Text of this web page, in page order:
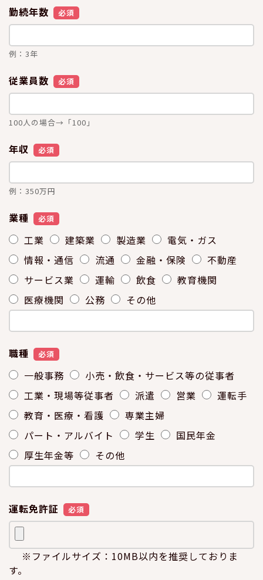
勤続年数 必須
例：3年
従業員数 必須
100人の場合→「100」
年収 必須
例：350万円
業種 必須
工業 建築業 製造業
電気・ガス
情報・通信
流通 金融・保険
不動産
サービス業
運輸 飲食
教育機関
医療機関
公務 その他
職種 必須
一般事務
小売・飲食・サービス等の従事者
工業・現場等従事者
派遣 営業
運転手
教育・医療・看護
専業主婦
パート・アルバイト
学生
国民年金
厚生年金等
その他
運転免許証 必須
※ファイルサイズ：10MB以内を推奨しておりま
す。